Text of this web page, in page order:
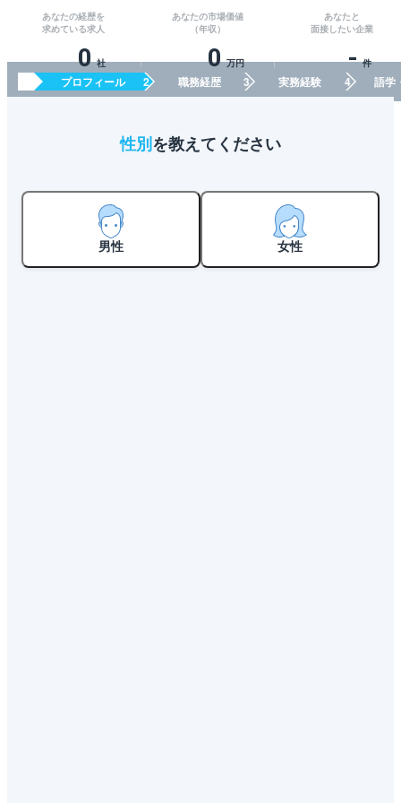
あなたの経歴を
求めている求人
0 社
あなたの市場価値
（年収）
0 万円
あなたと
面接したい企業
- 件
プロフィール 職務経歴 実務経験 語学
性別を教えてください
男性 女性